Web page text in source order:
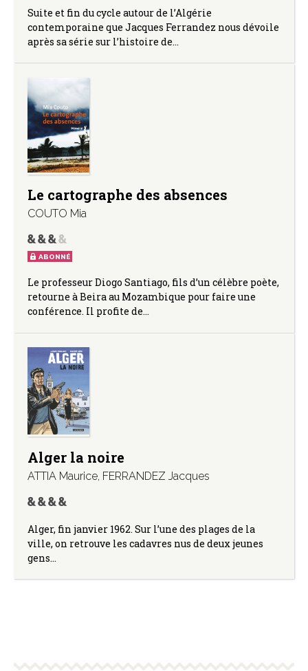
Suite et fin du cycle autour de l’Algérie
contemporaine que Jacques Ferrandez nous dévoile
après sa série sur l’histoire de…
Le cartographe des absences
COUTO Mia
ABONNÉ
Le professeur Diogo Santiago, fils d’un célèbre poète,
retourne à Beira au Mozambique pour faire une
conférence. Il profite de…
Alger la noire
ATTIA Maurice, FERRANDEZ Jacques
Alger, fin janvier 1962. Sur l’une des plages de la
ville, on retrouve les cadavres nus de deux jeunes
gens…